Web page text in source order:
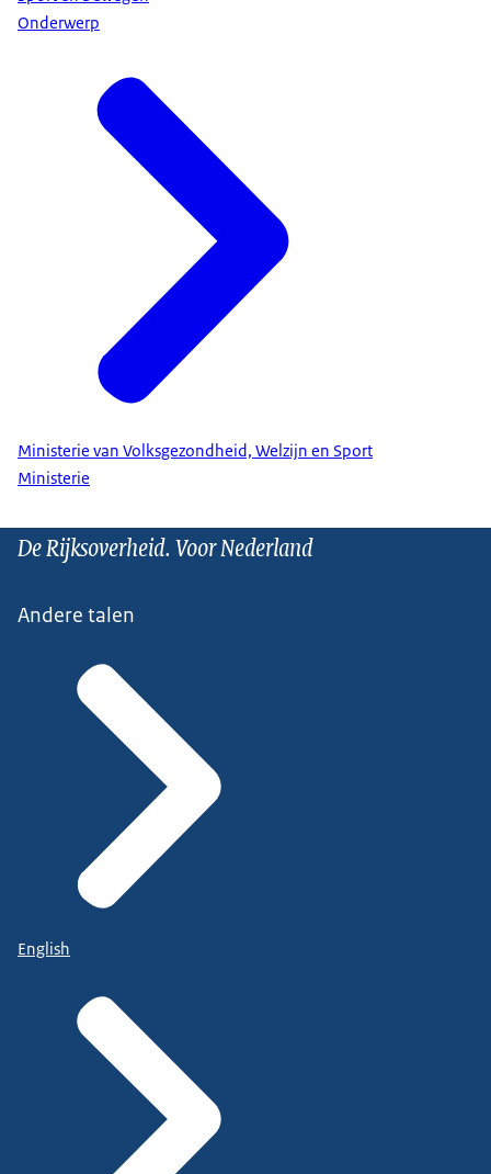
Onderwerp
Ministerie van Volksgezondheid, Welzijn en Sport
Ministerie
De Rijksoverheid. Voor Nederland
Andere talen
English